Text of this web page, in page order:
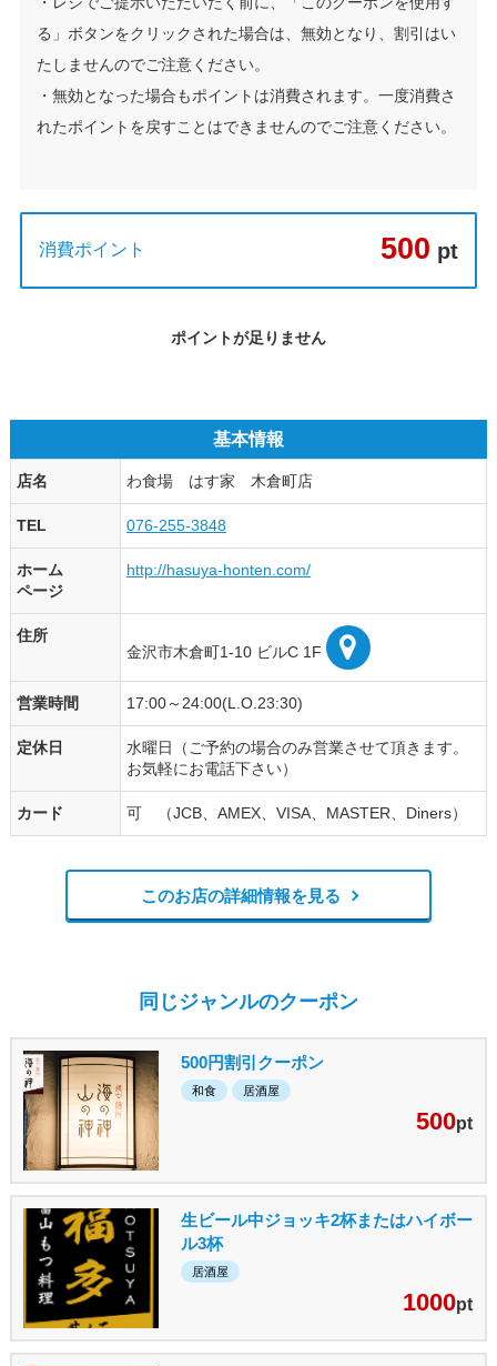
る」ボタンをクリックされた場合は、無効となり、割引はい
たしませんのでご注意ください。
・無効となった場合もポイントは消費されます。一度消費さ
れたポイントを戻すことはできませんのでご注意ください。
消費ポイント 500 pt
ポイントが足りません
基本情報
店名 わ食場 はす家 木倉町店
TEL 076-255-3848
ホーム
ページ
http://hasuya-honten.com/
住所
金沢市木倉町1-10 ビルC 1F
営業時間 17:00～24:00(L.O.23:30)
定休日
水曜日（ご予約の場合のみ営業させて頂きます。
お気軽にお電話下さい）
カード 可 （JCB、AMEX、VISA、MASTER、Diners）
このお店の詳細情報を見る
同じジャンルのクーポン
500円割引クーポン
和食 居酒屋
500pt
生ビール中ジョッキ2杯またはハイボー
ル3杯
居酒屋
1000pt